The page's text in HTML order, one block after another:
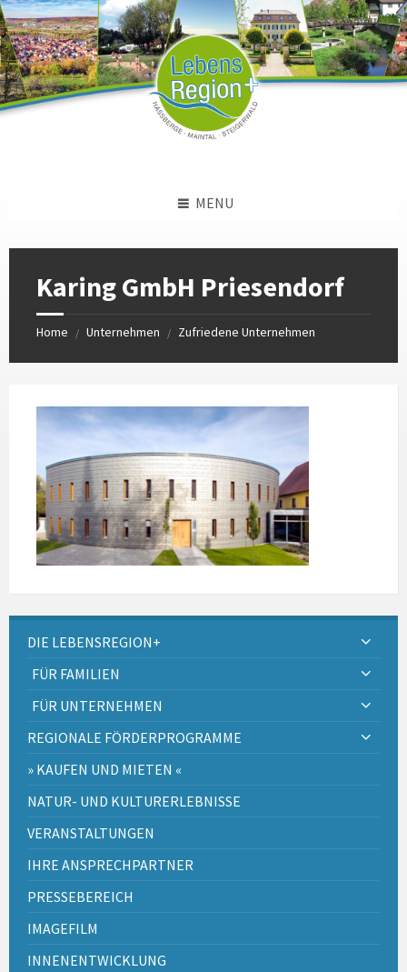
Skip
to
content
Skip
to
left
sidebar
Skip
to
footer
MENU
Karing GmbH Priesendorf
Home / Unternehmen / Zufriedene Unternehmen
DIE LEBENSREGION+
FÜR FAMILIEN
FÜR UNTERNEHMEN
REGIONALE FÖRDERPROGRAMME
» KAUFEN UND MIETEN «
NATUR- UND KULTURERLEBNISSE
VERANSTALTUNGEN
IHRE ANSPRECHPARTNER
PRESSEBEREICH
IMAGEFILM
INNENENTWICKLUNG